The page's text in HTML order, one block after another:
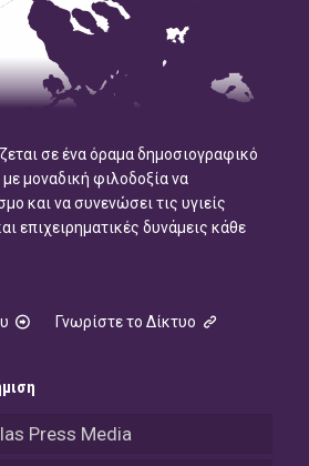
σε ένα όραμα δημοσιογραφικό
με μοναδική φιλοδοξία να
και να συνενώσει τις υγιείς
επιχειρηματικές δυνάμεις κάθε
Γνωρίστε το Δίκτυο
Press Media